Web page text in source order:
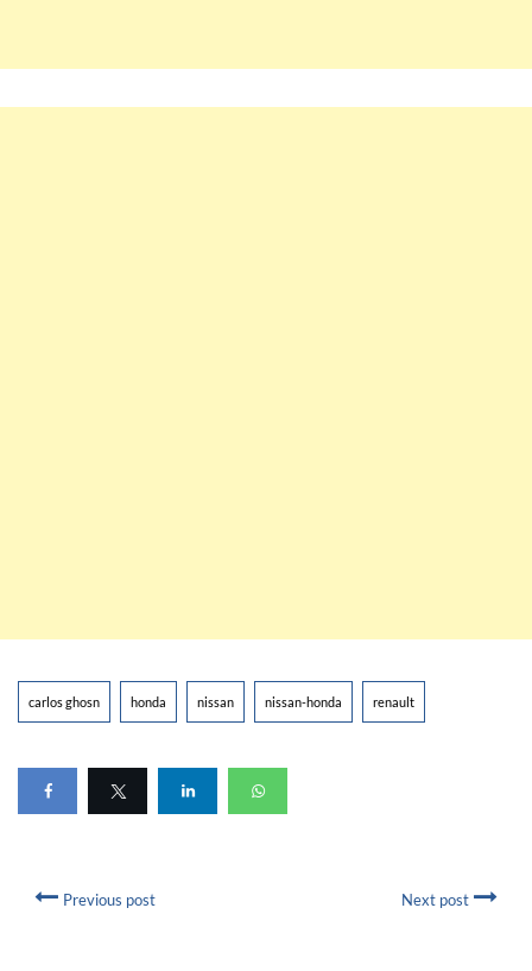
carlos ghosn honda nissan nissan-honda renault
Previous post Next post